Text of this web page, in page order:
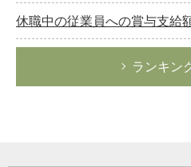
休職中の従業員への賞与支給
ランキン